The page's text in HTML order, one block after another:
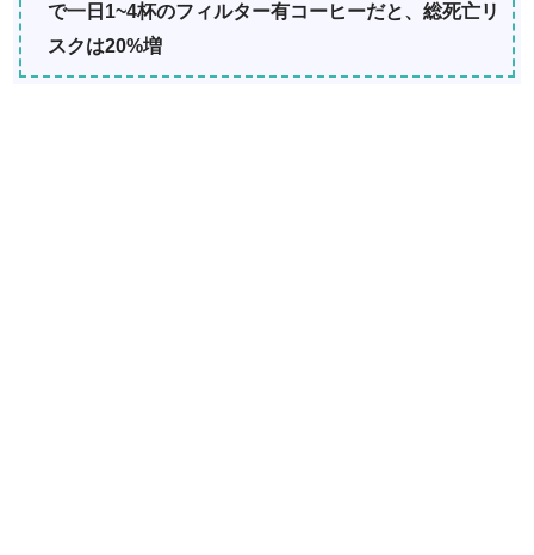
で一日1~4杯のフィルター有コーヒーだと、総死亡リ
スクは20%増